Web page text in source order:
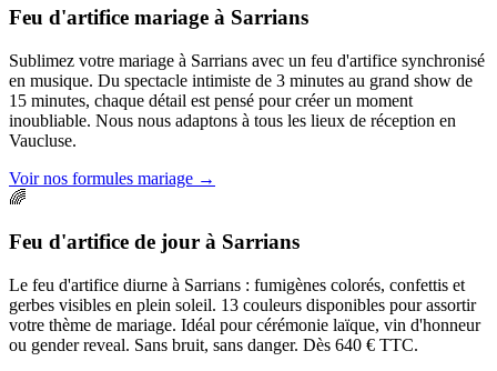
Feu d'artifice mariage à Sarrians
Sublimez votre mariage à Sarrians avec un feu d'artifice synchronisé
en musique. Du spectacle intimiste de 3 minutes au grand show de
15 minutes, chaque détail est pensé pour créer un moment
inoubliable. Nous nous adaptons à tous les lieux de réception en
Vaucluse.
Voir nos formules mariage →
🌈
Feu d'artifice de jour à Sarrians
Le feu d'artifice diurne à Sarrians : fumigènes colorés, confettis et
gerbes visibles en plein soleil. 13 couleurs disponibles pour assortir
votre thème de mariage. Idéal pour cérémonie laïque, vin d'honneur
ou gender reveal. Sans bruit, sans danger. Dès 640 € TTC.